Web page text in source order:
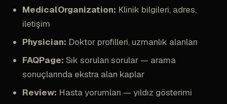
MedicalOrganization: Klinik bilgileri, adres,
iletişim
Physician: Doktor profilleri, uzmanlık alanları
FAQPage: Sık sorulan sorular — arama
sonuçlarında ekstra alan kaplar
Review: Hasta yorumları — yıldız gösterimi